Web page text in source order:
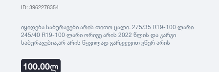
ID: 3962278354
იყიდება საბურავები არის თითო ცალი. 275/35 R19-100 ლარი
245/40 R19-100 ლარი ორივე არის 2022 წლის და კარგი
საბურავებია,არ არის წყვილად გარკვევით ვწერ არის
100.00ლ